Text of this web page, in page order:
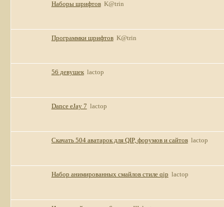
Наборы шрифтов K@trin
Программки шрифтов K@trin
56 девушек lactop
Dance eJay 7 lactop
Скачать 504 аватарок для QIP, форумов и сайтов lactop
Набор анимированных смайлов стиле qip lactop